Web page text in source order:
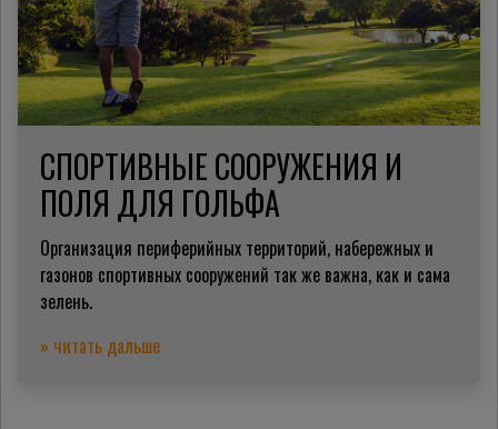
СПОРТИВНЫЕ СООРУЖЕНИЯ И
ПОЛЯ ДЛЯ ГОЛЬФА
Организация периферийных территорий, набережных и
газонов спортивных сооружений так же важна, как и сама
зелень.
» читать дальше